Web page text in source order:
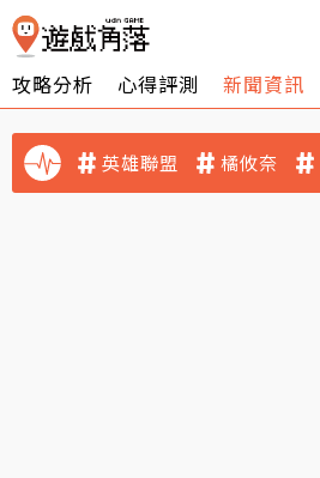
攻略分析 心得評測 新聞資訊
英雄聯盟 橘攸奈